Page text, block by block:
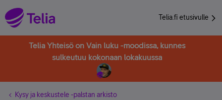
Telia.fi etusivulle
Telia Yhteisö on Vain luku -moodissa, kunnes
sulkeutuu kokonaan lokakuussa
Kysy ja keskustele -palstan arkisto